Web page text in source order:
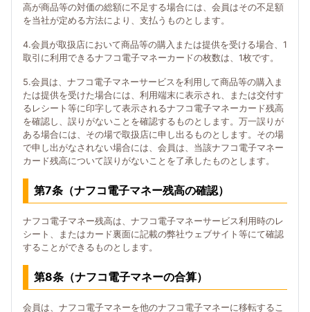
高が商品等の対価の総額に不足する場合には、会員はその不足額
を当社が定める方法により、支払うものとします。
4.会員が取扱店において商品等の購入または提供を受ける場合、1
取引に利用できるナフコ電子マネーカードの枚数は、1枚です。
5.会員は、ナフコ電子マネーサービスを利用して商品等の購入ま
たは提供を受けた場合には、利用端末に表示され、または交付す
るレシート等に印字して表示されるナフコ電子マネーカード残高
を確認し、誤りがないことを確認するものとします。万一誤りが
ある場合には、その場で取扱店に申し出るものとします。その場
で申し出がなされない場合には、会員は、当該ナフコ電子マネー
カード残高について誤りがないことを了承したものとします。
第7条（ナフコ電子マネー残高の確認）
ナフコ電子マネー残高は、ナフコ電子マネーサービス利用時のレ
シート、またはカード裏面に記載の弊社ウェブサイト等にて確認
することができるものとします。
第8条（ナフコ電子マネーの合算）
会員は、ナフコ電子マネーを他のナフコ電子マネーに移転するこ